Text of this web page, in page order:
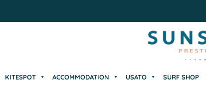
KITESPOT ACCOMMODATION USATO SURF SHOP